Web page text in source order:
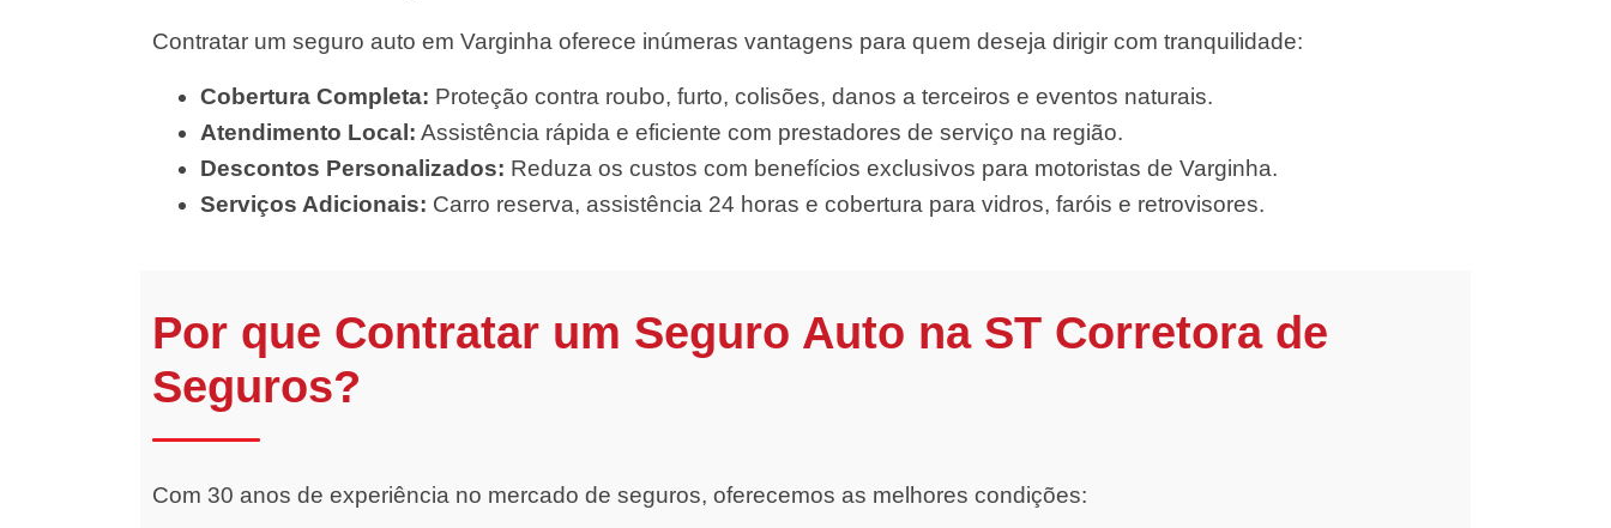
Contratar um seguro auto em Varginha oferece inúmeras vantagens para quem deseja dirigir com tranquilidade:
Cobertura Completa: Proteção contra roubo, furto, colisões, danos a terceiros e eventos naturais.
Atendimento Local: Assistência rápida e eficiente com prestadores de serviço na região.
Descontos Personalizados: Reduza os custos com benefícios exclusivos para motoristas de Varginha.
Serviços Adicionais: Carro reserva, assistência 24 horas e cobertura para vidros, faróis e retrovisores.
Por que Contratar um Seguro Auto na ST Corretora de
Seguros?
Com 30 anos de experiência no mercado de seguros, oferecemos as melhores condições: